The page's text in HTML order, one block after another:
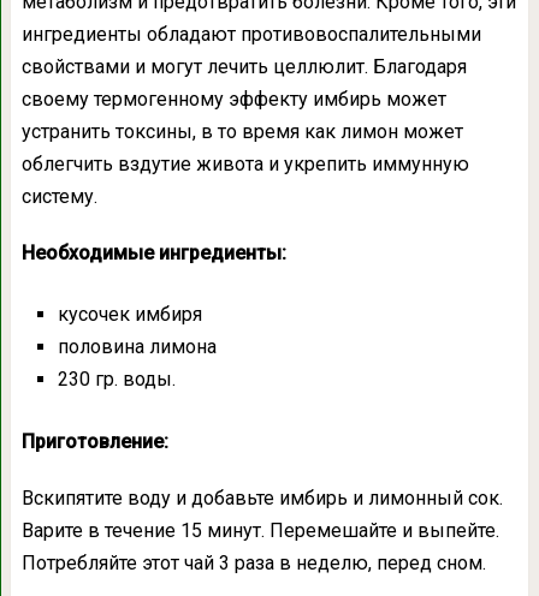
ингредиенты обладают противовоспалительными
свойствами и могут лечить целлюлит. Благодаря
своему термогенному эффекту имбирь может
устранить токсины, в то время как лимон может
облегчить вздутие живота и укрепить иммунную
систему.
Необходимые ингредиенты:
кусочек имбиря
половина лимона
230 гр. воды.
Приготовление:
Вскипятите воду и добавьте имбирь и лимонный сок.
Варите в течение 15 минут. Перемешайте и выпейте.
Потребляйте этот чай 3 раза в неделю, перед сном.